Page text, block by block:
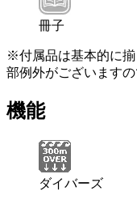
冊子
※付属品は基本的に
部例外がございます
機能
ダイバーズ